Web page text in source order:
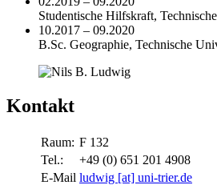
Studentische Hilfskraft,
10.2017 – 09.2020
B.Sc. Geographie, Technische
Kontakt
Raum: F 132
Tel.:
+49 (0) 651 201 4908
E-Mail ludwig [at] uni-trier.de